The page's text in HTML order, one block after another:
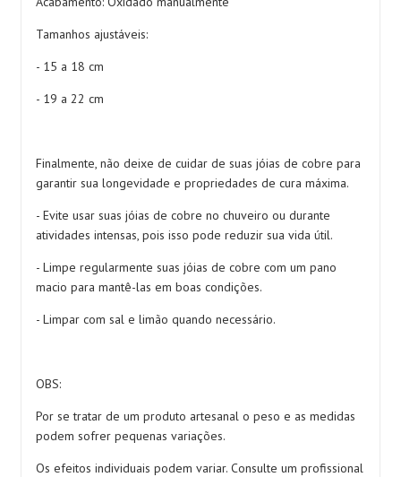
Tamanhos ajustáveis:
- 15 a 18 cm
- 19 a 22 cm
Finalmente, não deixe de cuidar de suas jóias de cobre para
garantir sua longevidade e propriedades de cura máxima.
- Evite usar suas jóias de cobre no chuveiro ou durante
atividades intensas, pois isso pode reduzir sua vida útil.
- Limpe regularmente suas jóias de cobre com um pano
macio para mantê-las em boas condições.
- Limpar com sal e limão quando necessário.
OBS:
Por se tratar de um produto artesanal o peso e as medidas
podem sofrer pequenas variações.
Os efeitos individuais podem variar. Consulte um profissional